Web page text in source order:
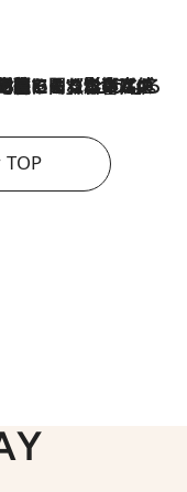
いる」ホルムズ海峡封鎖による影響はいつまで続く？《エネルギー専門家に聞く“どうなる日本の暮らし”》
TOP